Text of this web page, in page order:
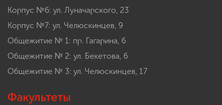
Корпус №6: ул. Луначарского, 23
Корпус №7: ул. Челюскинцев, 9
Общежитие № 1: пр. Гагарина, 6
Общежитие № 2: ул. Бекетова, 6
Общежитие № 3: ул. Челюскинцев, 17
Факультеты